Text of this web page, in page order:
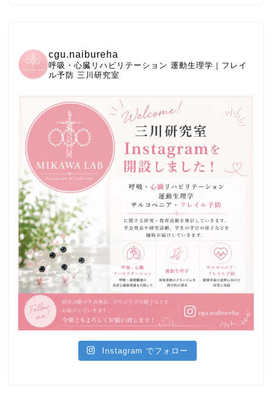
cgu.naibureha
呼吸・心臓リハビリテーション 運動生理学｜フレイ
ル予防 三川研究室
Instagram でフォロー